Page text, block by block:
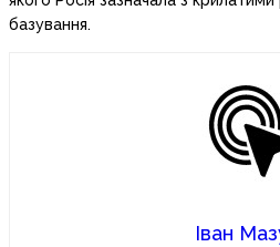
базування.
Іван